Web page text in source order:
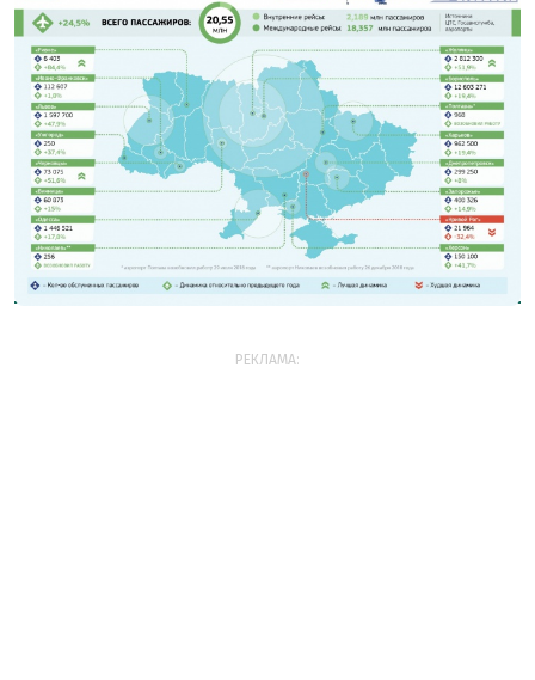
РЕКЛАМА: